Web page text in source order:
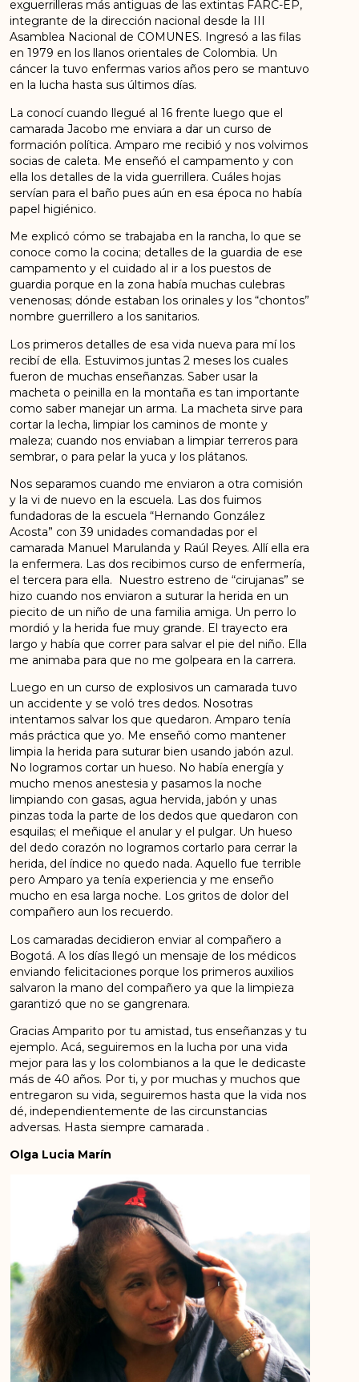
exguerrilleras más antiguas de las extintas FARC-EP,
integrante de la dirección nacional desde la III
Asamblea Nacional de COMUNES. Ingresó a las filas
en 1979 en los llanos orientales de Colombia. Un
cáncer la tuvo enfermas varios años pero se mantuvo
en la lucha hasta sus últimos días.
La conocí cuando llegué al 16 frente luego que el
camarada Jacobo me enviara a dar un curso de
formación política. Amparo me recibió y nos volvimos
socias de caleta. Me enseñó el campamento y con
ella los detalles de la vida guerrillera. Cuáles hojas
servían para el baño pues aún en esa época no había
papel higiénico.
Me explicó cómo se trabajaba en la rancha, lo que se
conoce como la cocina; detalles de la guardia de ese
campamento y el cuidado al ir a los puestos de
guardia porque en la zona había muchas culebras
venenosas; dónde estaban los orinales y los “chontos”
nombre guerrillero a los sanitarios.
Los primeros detalles de esa vida nueva para mí los
recibí de ella. Estuvimos juntas 2 meses los cuales
fueron de muchas enseñanzas. Saber usar la
macheta o peinilla en la montaña es tan importante
como saber manejar un arma. La macheta sirve para
cortar la lecha, limpiar los caminos de monte y
maleza; cuando nos enviaban a limpiar terreros para
sembrar, o para pelar la yuca y los plátanos.
Nos separamos cuando me enviaron a otra comisión
y la vi de nuevo en la escuela. Las dos fuimos
fundadoras de la escuela “Hernando González
Acosta” con 39 unidades comandadas por el
camarada Manuel Marulanda y Raúl Reyes. Allí ella era
la enfermera. Las dos recibimos curso de enfermería,
el tercera para ella. Nuestro estreno de “cirujanas” se
hizo cuando nos enviaron a suturar la herida en un
piecito de un niño de una familia amiga. Un perro lo
mordió y la herida fue muy grande. El trayecto era
largo y había que correr para salvar el pie del niño. Ella
me animaba para que no me golpeara en la carrera.
Luego en un curso de explosivos un camarada tuvo
un accidente y se voló tres dedos. Nosotras
intentamos salvar los que quedaron. Amparo tenía
más práctica que yo. Me enseñó como mantener
limpia la herida para suturar bien usando jabón azul.
No logramos cortar un hueso. No había energía y
mucho menos anestesia y pasamos la noche
limpiando con gasas, agua hervida, jabón y unas
pinzas toda la parte de los dedos que quedaron con
esquilas; el meñique el anular y el pulgar. Un hueso
del dedo corazón no logramos cortarlo para cerrar la
herida, del índice no quedo nada. Aquello fue terrible
pero Amparo ya tenía experiencia y me enseño
mucho en esa larga noche. Los gritos de dolor del
compañero aun los recuerdo.
Los camaradas decidieron enviar al compañero a
Bogotá. A los días llegó un mensaje de los médicos
enviando felicitaciones porque los primeros auxilios
salvaron la mano del compañero ya que la limpieza
garantizó que no se gangrenara.
Gracias Amparito por tu amistad, tus enseñanzas y tu
ejemplo. Acá, seguiremos en la lucha por una vida
mejor para las y los colombianos a la que le dedicaste
más de 40 años. Por ti, y por muchas y muchos que
entregaron su vida, seguiremos hasta que la vida nos
dé, independientemente de las circunstancias
adversas. Hasta siempre camarada .
Olga Lucia Marín